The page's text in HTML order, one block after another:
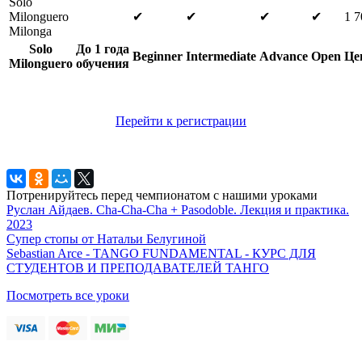
Milonguero
Milonga
✔ ✔ ✔ ✔ 1
Solo
Milonguero
До 1 года
обучения
Beginner Intermediate Advance Open
Перейти к регистрации
Потренируйтесь перед чемпионатом с нашими уроками
Руслан Айдаев. Cha-Cha-Cha + Pasodoble. Лекция и практика.
2023
Супер стопы от Натальи Белугиной
Sebastian Arce - TANGO FUNDAMENTAL - КУРС ДЛЯ
СТУДЕНТОВ И ПРЕПОДАВАТЕЛЕЙ ТАНГО
Посмотреть все уроки